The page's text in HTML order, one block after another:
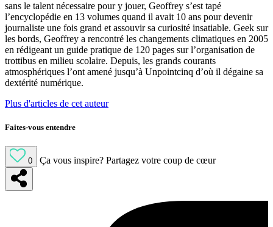
sans le talent nécessaire pour y jouer, Geoffrey s’est tapé
l’encyclopédie en 13 volumes quand il avait 10 ans pour devenir
journaliste une fois grand et assouvir sa curiosité insatiable. Geek sur
les bords, Geoffrey a rencontré les changements climatiques en 2005
en rédigeant un guide pratique de 120 pages sur l’organisation de
trottibus en milieu scolaire. Depuis, les grands courants
atmosphériques l’ont amené jusqu’à Unpointcinq d’où il dégaine sa
dextérité numérique.
Plus d'articles de cet auteur
Faites-vous entendre
0 Ça vous inspire? Partagez votre coup de cœur